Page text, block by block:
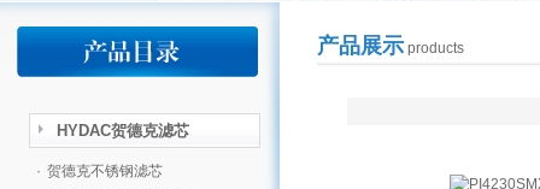
HYDAC贺德克滤芯
· 贺德克不锈钢滤芯
产品展示products